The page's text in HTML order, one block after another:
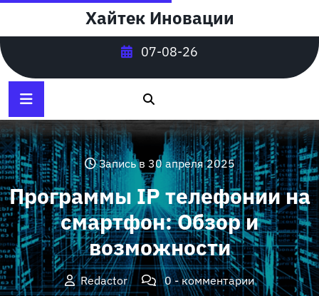
содержимому
Хайтек Иновации
07-08-26
Запись в 30 апреля 2025
Программы IP телефонии на
смартфон: Обзор и
возможности
Redactor
0 - комментарии